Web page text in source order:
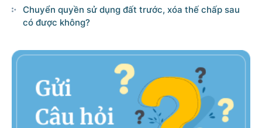
Chuyển quyền sử dụng đất trước, xóa thế chấp sau
có được không?